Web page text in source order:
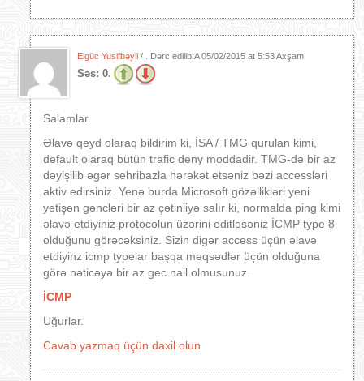
Elgüc Yusifbəyli / . Dərc edilib:A05/02/2015 at 5:53 Axşam
Səs: 0.
Salamlar.
Əlavə qeyd olaraq bildirim ki, İSA / TMG qurulan kimi,
default olaraq bütün trafic deny moddadir. TMG-də bir az
dəyişilib əgər sehribazla hərəkət etsəniz bəzi accessləri
aktiv edirsiniz. Yenə burda Microsoft gözəllikləri yeni
yetişən gəncləri bir az çətinliyə salır ki, normalda ping kimi
əlavə etdiyiniz protocolun üzərini editləsəniz İCMP type 8
olduğunu görəcəksiniz. Sizin digər access üçün əlavə
etdiyinz icmp typelar başqa məqsədlər üçün olduğuna
görə nəticəyə bir az gec nail olmusunuz.
İCMP
Uğurlar.
Cavab yazmaq üçün daxil olun